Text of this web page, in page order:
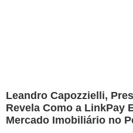
Leandro Capozzielli,
Revela Como a LinkPay
Mercado Imobiliário no